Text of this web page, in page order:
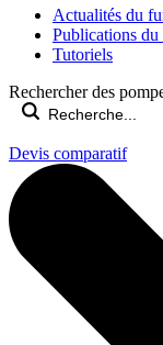
Actualités du
Publications du
Tutoriels
Rechercher des
Devis comparatif